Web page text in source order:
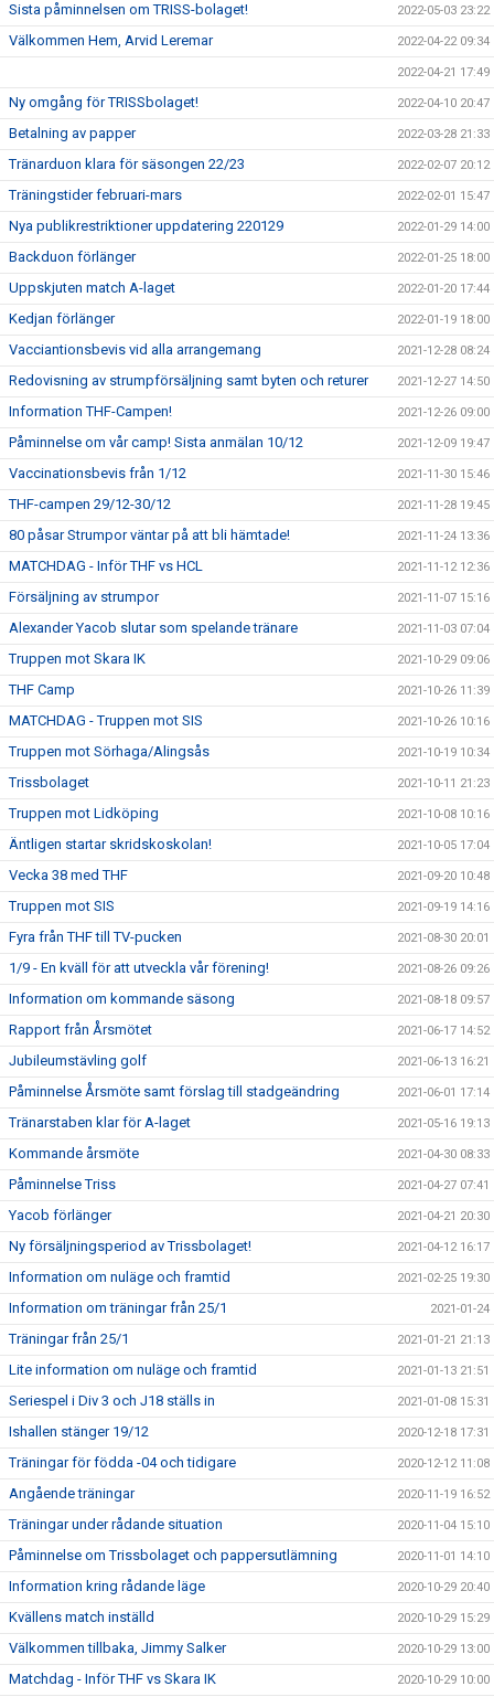
Sista påminnelsen om TRISS-bolaget! 2022-05-03 23:22
Välkommen Hem, Arvid Leremar 2022-04-22 09:34
2022-04-21 17:49
Ny omgång för TRISSbolaget! 2022-04-10 20:47
Betalning av papper 2022-03-28 21:33
Tränarduon klara för säsongen 22/23 2022-02-07 20:12
Träningstider februari-mars 2022-02-01 15:47
Nya publikrestriktioner uppdatering 220129 2022-01-29 14:00
Backduon förlänger 2022-01-25 18:00
Uppskjuten match A-laget 2022-01-20 17:44
Kedjan förlänger 2022-01-19 18:00
Vacciantionsbevis vid alla arrangemang 2021-12-28 08:24
Redovisning av strumpförsäljning samt byten och returer 2021-12-27 14:50
Information THF-Campen! 2021-12-26 09:00
Påminnelse om vår camp! Sista anmälan 10/12 2021-12-09 19:47
Vaccinationsbevis från 1/12 2021-11-30 15:46
THF-campen 29/12-30/12 2021-11-28 19:45
80 påsar Strumpor väntar på att bli hämtade! 2021-11-24 13:36
MATCHDAG - Inför THF vs HCL 2021-11-12 12:36
Försäljning av strumpor 2021-11-07 15:16
Alexander Yacob slutar som spelande tränare 2021-11-03 07:04
Truppen mot Skara IK 2021-10-29 09:06
THF Camp 2021-10-26 11:39
MATCHDAG - Truppen mot SIS 2021-10-26 10:16
Truppen mot Sörhaga/Alingsås 2021-10-19 10:34
Trissbolaget 2021-10-11 21:23
Truppen mot Lidköping 2021-10-08 10:16
Äntligen startar skridskoskolan! 2021-10-05 17:04
Vecka 38 med THF 2021-09-20 10:48
Truppen mot SIS 2021-09-19 14:16
Fyra från THF till TV-pucken 2021-08-30 20:01
1/9 - En kväll för att utveckla vår förening! 2021-08-26 09:26
Information om kommande säsong 2021-08-18 09:57
Rapport från Årsmötet 2021-06-17 14:52
Jubileumstävling golf 2021-06-13 16:21
Påminnelse Årsmöte samt förslag till stadgeändring 2021-06-01 17:14
Tränarstaben klar för A-laget 2021-05-16 19:13
Kommande årsmöte 2021-04-30 08:33
Påminnelse Triss 2021-04-27 07:41
Yacob förlänger 2021-04-21 20:30
Ny försäljningsperiod av Trissbolaget! 2021-04-12 16:17
Information om nuläge och framtid 2021-02-25 19:30
Information om träningar från 25/1 2021-01-24
Träningar från 25/1 2021-01-21 21:13
Lite information om nuläge och framtid 2021-01-13 21:51
Seriespel i Div 3 och J18 ställs in 2021-01-08 15:31
Ishallen stänger 19/12 2020-12-18 17:31
Träningar för födda -04 och tidigare 2020-12-12 11:08
Angående träningar 2020-11-19 16:52
Träningar under rådande situation 2020-11-04 15:10
Påminnelse om Trissbolaget och pappersutlämning 2020-11-01 14:10
Information kring rådande läge 2020-10-29 20:40
Kvällens match inställd 2020-10-29 15:29
Välkommen tillbaka, Jimmy Salker 2020-10-29 13:00
Matchdag - Inför THF vs Skara IK 2020-10-29 10:00